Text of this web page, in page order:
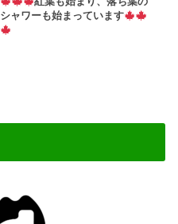
シャワーも始まっています